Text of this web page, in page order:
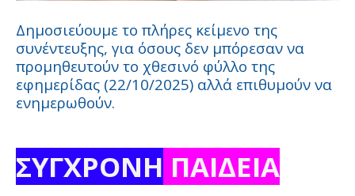
Δημοσιεύουμε το πλήρες κείμενο της
συνέντευξης, για όσους δεν μπόρεσαν να
προμηθευτούν το χθεσινό φύλλο της
εφημερίδας (22/10/2025) αλλά επιθυμούν να
ενημερωθούν.
ΣΥΓΧΡΟΝΗ ΠΑΙΔΕΙΑ